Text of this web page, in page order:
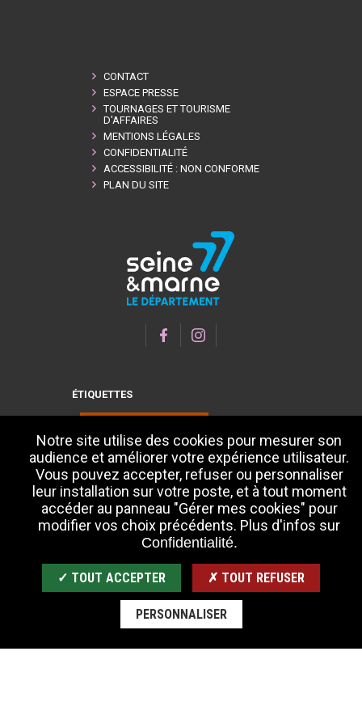
CONTACT
ESPACE PRESSE
TOURNAGES ET TOURISME
D'AFFAIRES
MENTIONS LÉGALES
CONFIDENTIALITÉ
ACCESSIBILITÉ : NON CONFORME
PLAN DU SITE
ÉTIQUETTES
Notre site utilise des cookies pour mesurer son
audience et améliorer votre expérience utilisateur.
Vous pouvez accepter, refuser ou personnaliser
leur installation sur votre poste, et à tout moment
accéder au panneau "Gérer mes cookies" pour
modifier vos choix précédents. Plus d'infos sur
Confidentialité.
✓ TOUT ACCEPTER ✗ TOUT REFUSER
PERSONNALISER